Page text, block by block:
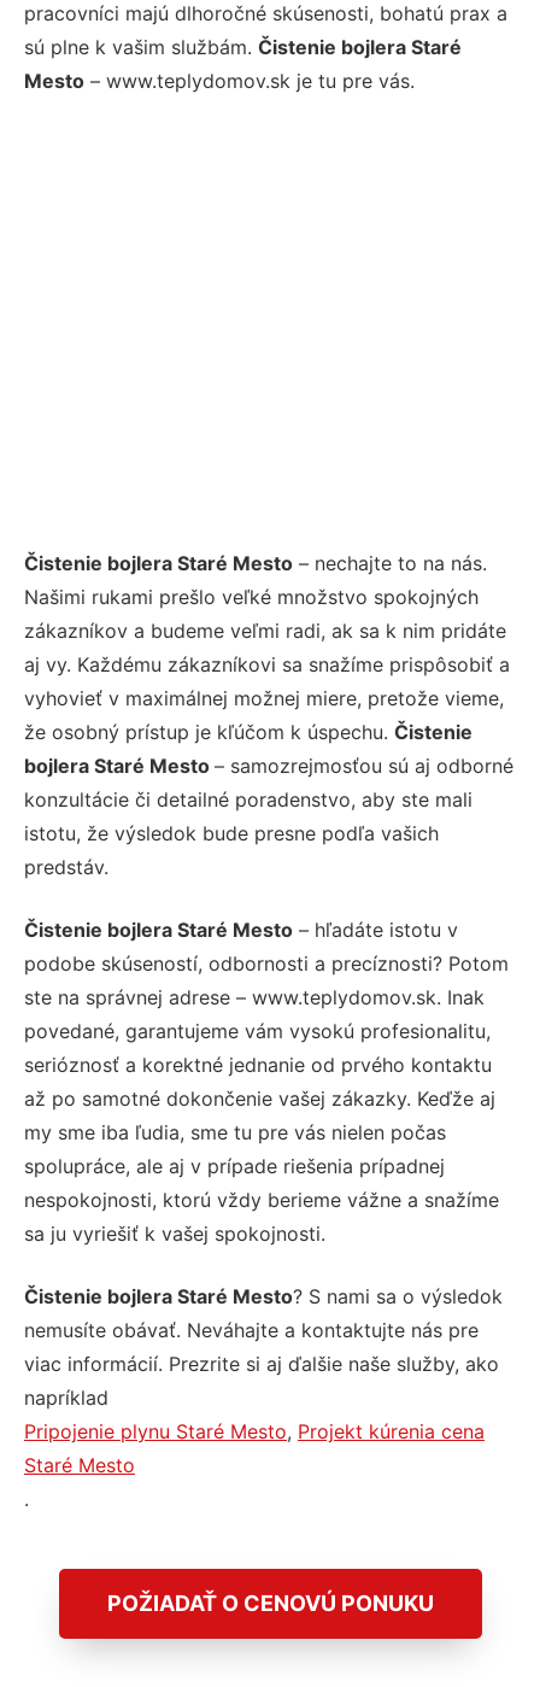
pracovníci majú dlhoročné skúsenosti, bohatú prax a
sú plne k vašim službám. Čistenie bojlera Staré
Mesto – www.teplydomov.sk je tu pre vás.
Čistenie bojlera Staré Mesto – nechajte to na nás.
Našimi rukami prešlo veľké množstvo spokojných
zákazníkov a budeme veľmi radi, ak sa k nim pridáte
aj vy. Každému zákazníkovi sa snažíme prispôsobiť a
vyhovieť v maximálnej možnej miere, pretože vieme,
že osobný prístup je kľúčom k úspechu. Čistenie
bojlera Staré Mesto – samozrejmosťou sú aj odborné
konzultácie či detailné poradenstvo, aby ste mali
istotu, že výsledok bude presne podľa vašich
predstáv.
Čistenie bojlera Staré Mesto – hľadáte istotu v
podobe skúseností, odbornosti a precíznosti? Potom
ste na správnej adrese – www.teplydomov.sk. Inak
povedané, garantujeme vám vysokú profesionalitu,
serióznosť a korektné jednanie od prvého kontaktu
až po samotné dokončenie vašej zákazky. Keďže aj
my sme iba ľudia, sme tu pre vás nielen počas
spolupráce, ale aj v prípade riešenia prípadnej
nespokojnosti, ktorú vždy berieme vážne a snažíme
sa ju vyriešiť k vašej spokojnosti.
Čistenie bojlera Staré Mesto? S nami sa o výsledok
nemusíte obávať. Neváhajte a kontaktujte nás pre
viac informácií. Prezrite si aj ďalšie naše služby, ako
napríklad
Pripojenie plynu Staré Mesto, Projekt kúrenia cena
Staré Mesto
.
POŽIADAŤ O CENOVÚ PONUKU